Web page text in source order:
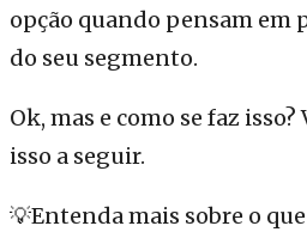
opção quando pensam em
do seu segmento.
Ok, mas e como se faz
isso a seguir.
💡Entenda mais sobre o